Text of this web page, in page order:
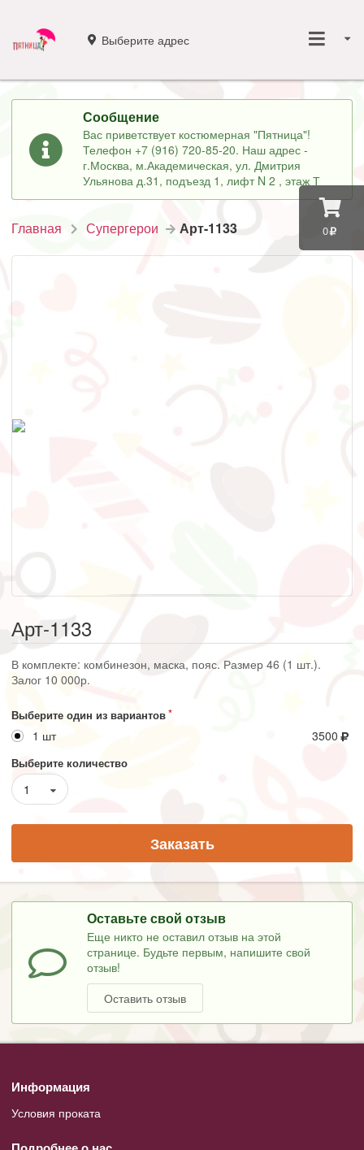
0
Выберите адрес
Сообщение
Вас приветствует костюмерная "Пятница"!
Телефон +7 (916) 720-85-20. Наш адрес -
г.Москва, м.Академическая, ул. Дмитрия
Ульянова д.31, подъезд 1, лифт N 2 , этаж Т
Главная Супергерои Арт-1133
Арт-1133
В комплекте: комбинезон, маска, пояс. Размер 46 (1 шт.).
Залог 10 000р.
Выберите один из вариантов
1 шт 3500
Выберите количество
1
Заказать
Оставьте свой отзыв
Еще никто не оставил отзыв на этой
странице. Будьте первым, напишите свой
отзыв!
Оставить отзыв
Информация
Условия проката